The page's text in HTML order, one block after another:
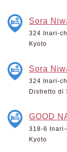
Sora
324 Inari-
Kyoto
Sora
324 Inari-
Distretto di
GOOD
318-6
Kyoto